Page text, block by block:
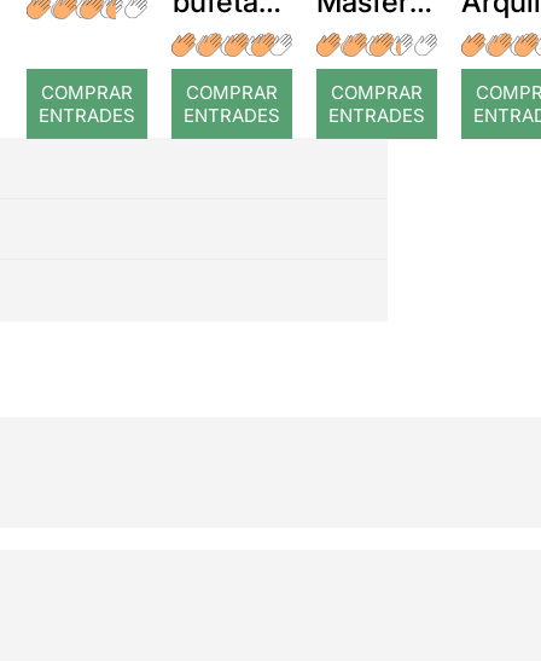
COMPRAR
ENTRADES
a temps
COMPRAR
ENTRADES
r: Temps
COMPRAR
ENTRADES
: